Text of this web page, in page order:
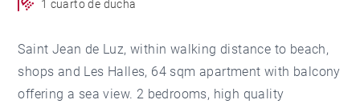
1 cuarto de ducha
Saint Jean de Luz, within walking distance to beach,
shops and Les Halles, 64 sqm apartment with balcony
offering a sea view. 2 bedrooms, high quality